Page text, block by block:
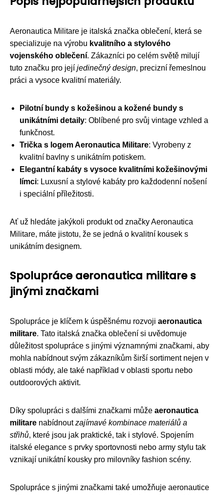
Aeronautica Militare je italská značka oblečení, která se
specializuje na výrobu kvalitního a stylového
vojenského oblečení. Zákazníci po celém světě milují
tuto značku pro její jedinečný design, precizní řemeslnou
práci a vysoce kvalitní materiály.
Pilotní bundy s kožešinou a kožené bundy s
unikátními detaily: Oblíbené pro svůj vintage vzhled a
funkčnost.
Trička s logem Aeronautica Militare: Vyrobeny z
kvalitní bavlny s unikátním potiskem.
Elegantní kabáty s vysoce kvalitními kožešinovými
límci: Luxusní a stylové kabáty pro každodenní nošení
i speciální příležitosti.
Ať už hledáte jakýkoli produkt od značky Aeronautica
Militare, máte jistotu, že se jedná o kvalitní kousek s
unikátním designem.
Spolupráce aeronautica militare s
jinými značkami
Spolupráce je klíčem k úspěšnému rozvoji aeronautica
militare. Tato italská značka oblečení si uvědomuje
důležitost spolupráce s jinými významnými značkami, aby
mohla nabídnout svým zákazníkům širší sortiment nejen v
oblasti módy, ale také například v oblasti sportu nebo
outdoorových aktivit.
Díky spolupráci s dalšími značkami může aeronautica
militare nabídnoutzajímavé kombinace materiálů a
střihů, které jsou jak praktické, tak i stylové. Spojením
italské elegance s prvky sportovnosti nebo army stylu tak
vznikají unikátní kousky pro milovníky fashion scény.
Spolupráce s jinými značkami také umožňuje aeronautice